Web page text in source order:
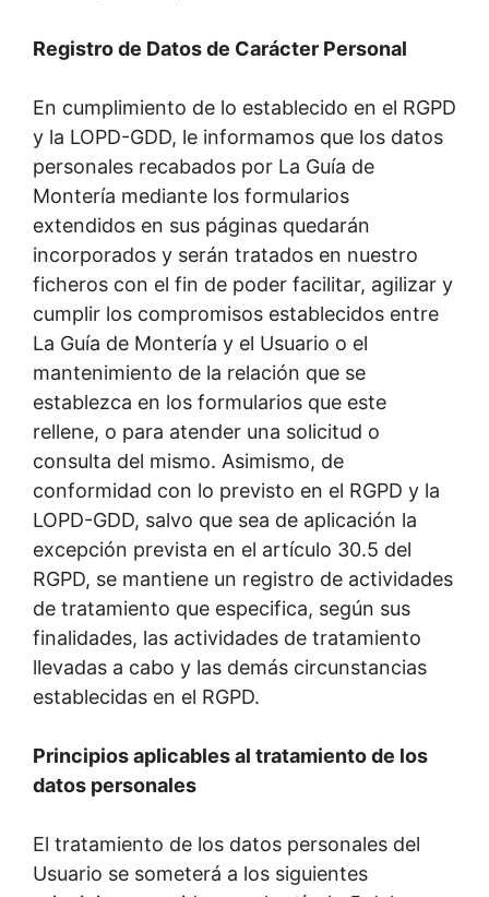
Registro de Datos de Carácter Personal
En cumplimiento de lo establecido en el RGPD
y la LOPD-GDD, le informamos que los datos
personales recabados por La Guía de
Montería mediante los formularios
extendidos en sus páginas quedarán
incorporados y serán tratados en nuestro
ficheros con el fin de poder facilitar, agilizar y
cumplir los compromisos establecidos entre
La Guía de Montería y el Usuario o el
mantenimiento de la relación que se
establezca en los formularios que este
rellene, o para atender una solicitud o
consulta del mismo. Asimismo, de
conformidad con lo previsto en el RGPD y la
LOPD-GDD, salvo que sea de aplicación la
excepción prevista en el artículo 30.5 del
RGPD, se mantiene un registro de actividades
de tratamiento que especifica, según sus
finalidades, las actividades de tratamiento
llevadas a cabo y las demás circunstancias
establecidas en el RGPD.
Principios aplicables al tratamiento de los
datos personales
El tratamiento de los datos personales del
Usuario se someterá a los siguientes